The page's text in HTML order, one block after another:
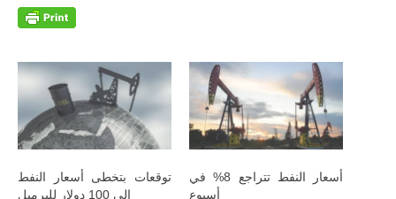
توقعات بتخطى أسعار النفط
إلى 100 دولار للبرميل
أسعار النفط تتراجع 8% في
أسبوع